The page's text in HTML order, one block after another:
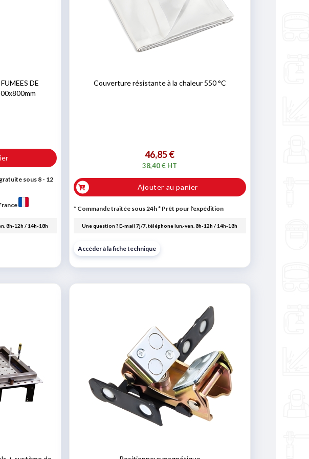
DE
sous 8 - 12
8h-12h / 14h-18h
Couverture résistante à la chaleur 550 °C
46,85 €
38,40 € HT
Ajouter au panier
* Commande traitée sous 24h* Prêt pour l'expédition
Une question ? E-mail 7j/7, téléphone lun.-ven. 8h-12h / 14h-18h
Accéder à la fiche technique